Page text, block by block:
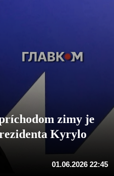
zimy je
Kyrylo
01.06.2026 22:45